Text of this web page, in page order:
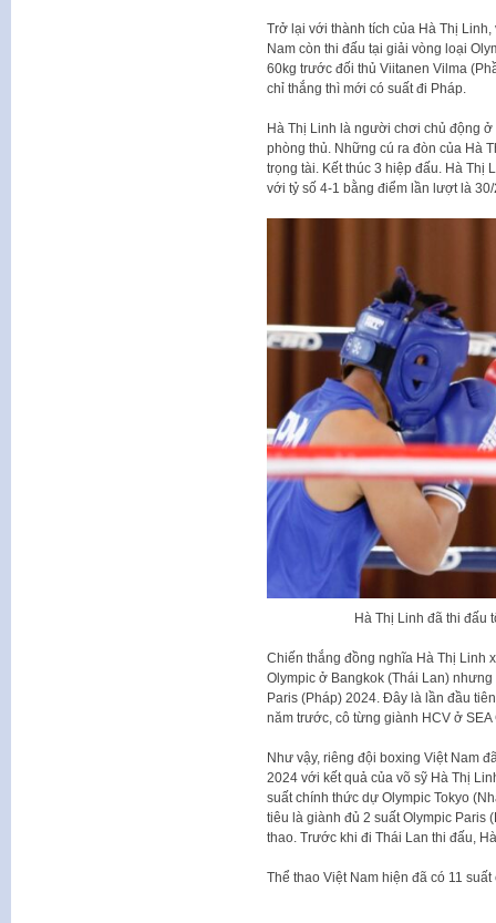
Trở lại với thành tích của Hà Thị
Nam còn thi đấu tại giải vòng loại
60kg trước đối thủ Viitanen Vilma
chỉ thắng thì mới có suất đi Pháp.
Hà Thị Linh là người chơi chủ động
phòng thủ. Những cú ra đòn của Hà
trọng tài. Kết thúc 3 hiệp đấu. Hà Thị
với tỷ số 4-1 bằng điểm lần lượt là
Hà Thị Linh đã thi đấu
Chiến thắng đồng nghĩa Hà Thị Linh
Olympic ở Bangkok (Thái Lan)
Paris (Pháp) 2024. Đây là lần đầu
năm trước, cô từng giành HCV ở SEA
Như vậy, riêng đội boxing Việt Nam
2024 với kết quả của võ sỹ Hà Thị
suất chính thức dự Olympic Tokyo
tiêu là giành đủ 2 suất Olympic Paris
thao. Trước khi đi Thái Lan thi đấu,
Thể thao Việt Nam hiện đã có 11